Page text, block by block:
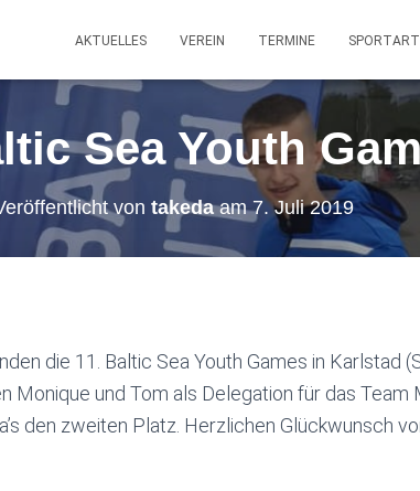
AKTUELLES VEREIN TERMINE
Sea Youth
von takedaam7. Juli 2019
die 11. Baltic Sea Youth Games in Karlstad
Monique und Tom als Delegation für das Team
den zweiten Platz. Herzlichen Glückwunsch